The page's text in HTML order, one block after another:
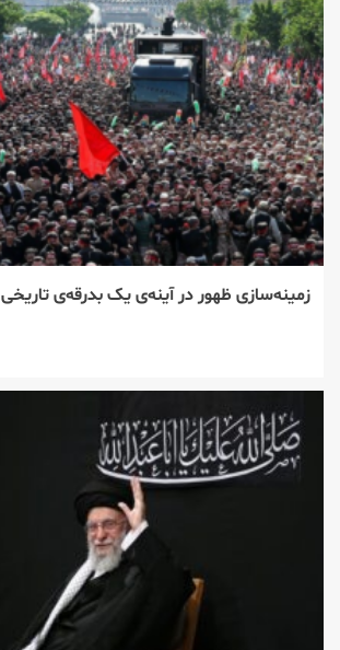
زمینه‌سازی ظهور در آینه‌ی یک بدرقه‌ی تاریخی